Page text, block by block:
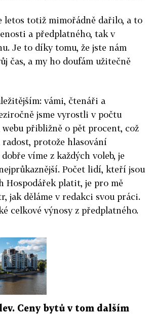
letos totiž mimořádně dařilo, a to
a předplatného, tak v
Je to díky tomu, že jste nám
čas, a my ho doufám užitečně
vámi, čtenáři a
jsme vyrostli v počtu
přibližně o pět procent, což
protože hlasování
víme z každých voleb, je
Počet lidí, kteří jsou
Hospodářek platit, je pro mě
jak děláme v redakci svou práci.
celkové výnosy z předplatného.
Ceny bytů v tom dalším